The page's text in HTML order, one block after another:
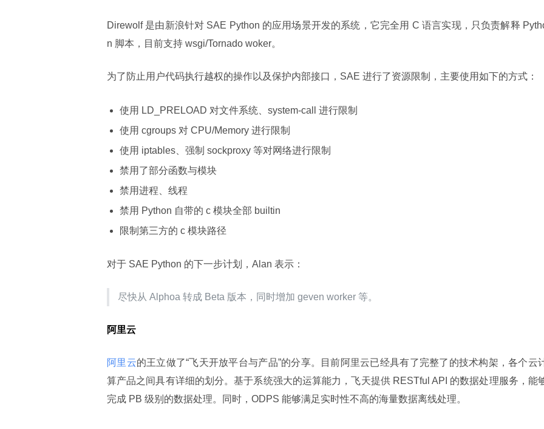
Direwolf 是由新浪针对 SAE Python 的应用场景开发的系统，它完全用 C 语言实现，只负责解释
n 脚本，目前支持 wsgi/Tornado woker。
为了防止用户代码执行越权的操作以及保护内部接口，SAE 进行了资源限制，主要使用如下的方式：
使用 LD_PRELOAD 对文件系统、system-call 进行限制
使用 cgroups 对 CPU/Memory 进行限制
使用 iptables、强制 sockproxy 等对网络进行限制
禁用了部分函数与模块
禁用进程、线程
禁用 Python 自带的 c 模块全部 builtin
限制第三方的 c 模块路径
对于 SAE Python 的下一步计划，Alan 表示：
尽快从 Alphoa 转成 Beta 版本，同时增加 geven worker 等。
阿里云
阿里云的王立做了“飞天开放平台与产品”的分享。目前阿里云已经具有了完整了的技术构架，各个云
算产品之间具有详细的划分。基于系统强大的运算能力，飞天提供 RESTful API 的数据处理服务，能
完成 PB 级别的数据处理。同时，ODPS 能够满足实时性不高的海量数据离线处理。